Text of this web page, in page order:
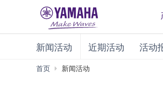
新闻活动 近期活动 活动
首页 新闻活动